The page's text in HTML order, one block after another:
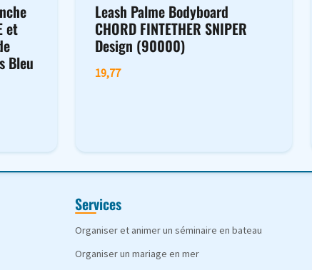
et
Bleu
Leash Palme Bodyboard
CHORD FINTETHER SNIPER
Design (90000)
19,77
Services
Organiser et animer un séminaire en bateau
Organiser un mariage en mer